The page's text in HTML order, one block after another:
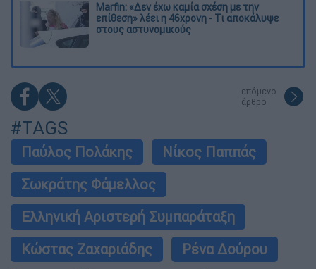
Marfin: «Δεν έχω καμία σχέση με την
επίθεση» λέει η 46χρονη - Τι αποκάλυψε
στους αστυνομικούς
επόμενο
άρθρο
#TAGS
Παύλος Πολάκης
Νίκος Παππάς
Σωκράτης Φάμελλος
Ελληνική Αριστερή Συμπαράταξη
Κώστας Ζαχαριάδης
Ρένα Δούρου